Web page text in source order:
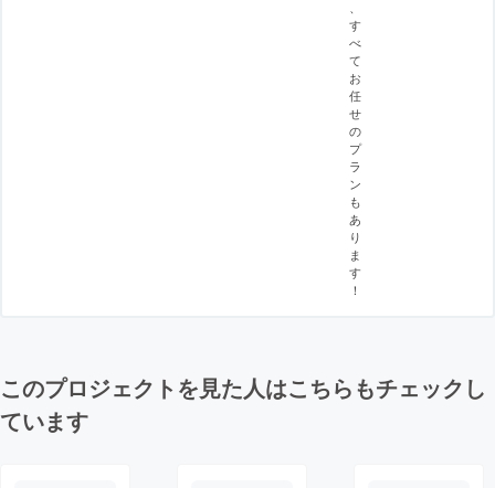
す
べ
て
お
任
せ
の
プ
ラ
ン
も
あ
り
ま
す
！
このプロジェクトを見た人はこちらもチェックし
ています